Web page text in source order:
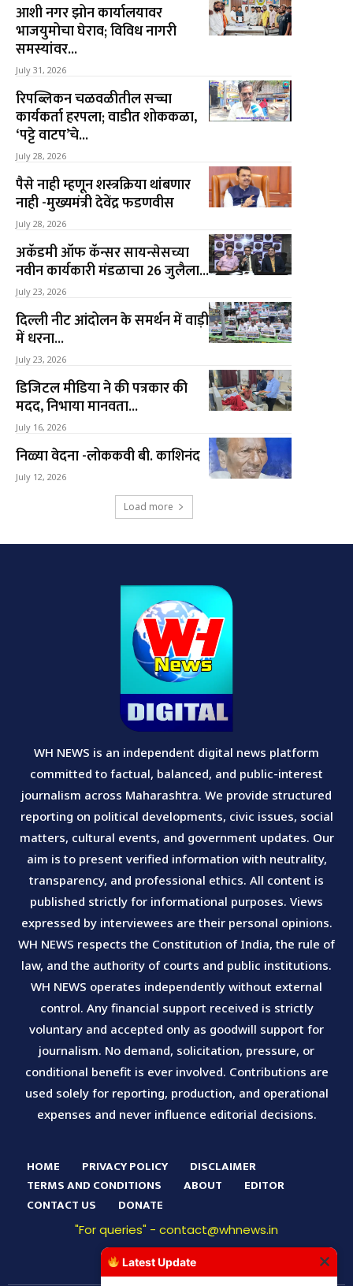
आशी नगर झोन कार्यालयावर
भाजयुमोचा घेराव; विविध नागरी
समस्यांवर...
July 31, 2026
रिपब्लिकन चळवळीतील सच्चा
कार्यकर्ता हरपला; वाडीत शोककळा,
‘पट्टे वाटप’चे...
July 28, 2026
पैसे नाही म्हणून शस्त्रक्रिया थांबणार
नाही -मुख्यमंत्री देवेंद्र फडणवीस
July 28, 2026
अकॅडमी ऑफ कॅन्सर सायन्सेसच्या
नवीन कार्यकारी मंडळाचा 26 जुलैला...
July 23, 2026
दिल्ली नीट आंदोलन के समर्थन में वाड़ी
में धरना...
July 23, 2026
डिजिटल मीडिया ने की पत्रकार की
मदद, निभाया मानवता...
July 16, 2026
निळ्या वेदना -लोककवी बी. काशिनंद
July 12, 2026
Load more
WH NEWS is an independent digital news platform
committed to factual, balanced, and public-interest
journalism across Maharashtra. We provide structured
reporting on political developments, civic issues, social
matters, cultural events, and government updates. Our
aim is to present verified information with neutrality,
transparency, and professional ethics. All content is
published strictly for informational purposes. Views
expressed by interviewees are their personal opinions.
WH NEWS respects the Constitution of India, the rule of
law, and the authority of courts and public institutions.
WH NEWS operates independently without external
control. Any financial support received is strictly
voluntary and accepted only as goodwill support for
journalism. No demand, solicitation, pressure, or
conditional benefit is ever involved. Contributions are
used solely for reporting, production, and operational
expenses and never influence editorial decisions.
HOME PRIVACY POLICY
DISCLAIMER
TERMS AND CONDITIONS
ABOUT
EDITOR
CONTACT US
DONATE
"For queries" - contact@whnews.in
Latest Update